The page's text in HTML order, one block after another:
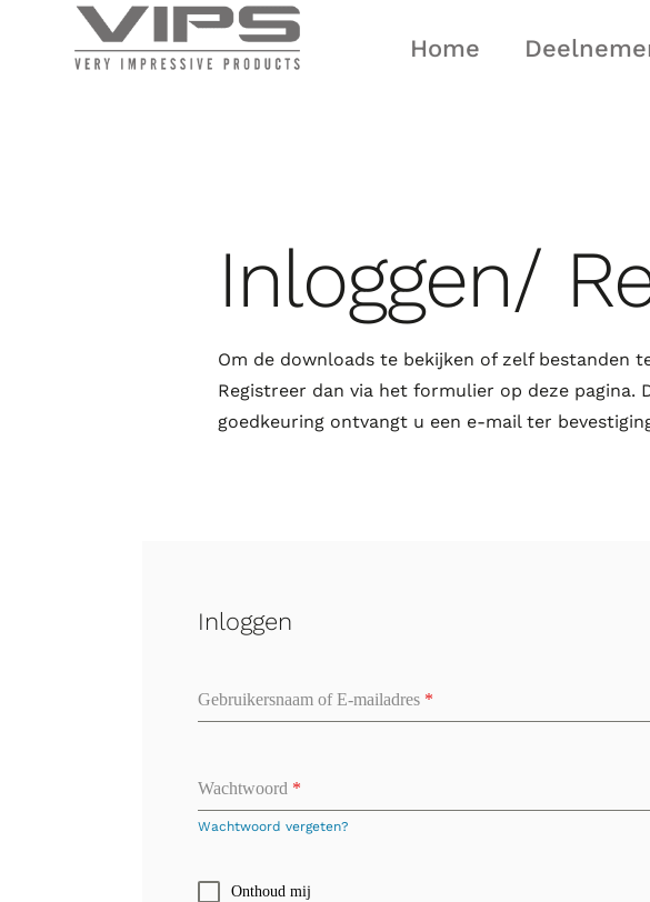
Home
Inloggen/
Om de downloads te bekijken of zelf bestanden
Registreer dan via het formulier op deze
goedkeuring ontvangt u een e-mail ter
Inloggen
Gebruikersnaam of E-mailadres *
Wachtwoord *
Wachtwoord vergeten?
Onthoud mij